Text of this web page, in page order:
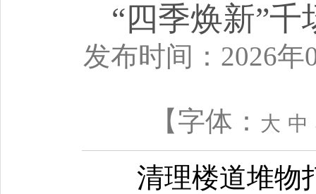
“四季焕新”
发布时间：2026年
【字体： 大 中
清理楼道堆物